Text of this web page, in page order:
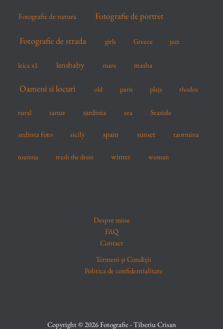
Fotografie de natura Fotografie de portret
Fotografie de strada girls Greece jazz
leica x1 lensbaby mare masha
Oameni si locuri old paris plaja rhodos
rural sanur sardinia sea Seaside
sedinta foto sicily spain sunset taormina
toamna trash the dress winter woman
Despre mine
FAQ
Contact
Termeni și Condiții
Politica de confidentialitate
Copyright © 2026 Fotografie - Tiberiu Crisan